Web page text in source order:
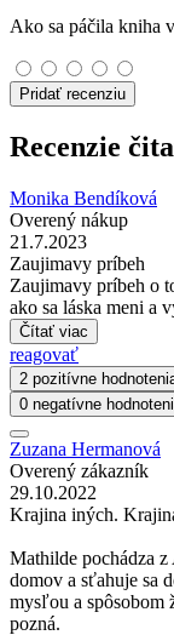
Ako sa páčila kniha
Pridať recenziu
Recenzie
Monika Bendíková
Overený nákup
21.7.2023
Zaujimavy príbeh
Zaujimavy príbeh o
ako sa láska meni a
Čítať viac
reagovať
2 pozitívne
0 negatívne
Zuzana Hermanová
Overený zákazník
29.10.2022
Krajina iných.
Mathilde pochádza
domov a sťahuje sa
mysľou a spôsobom
pozná.